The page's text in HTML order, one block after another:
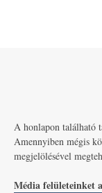
A honlapon található
Amennyiben mégis
megjelölésével
Média felületeinket